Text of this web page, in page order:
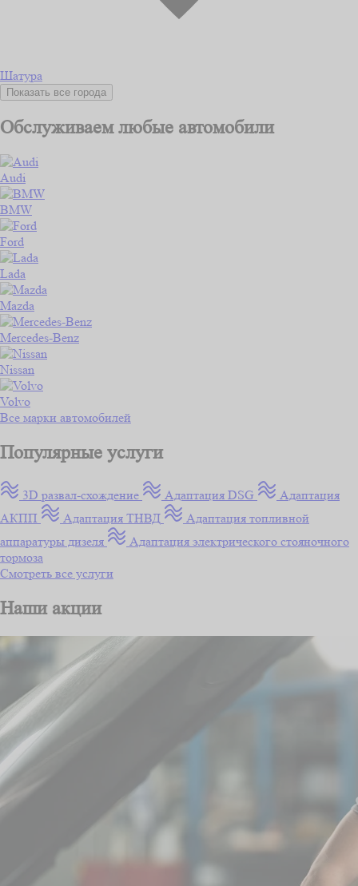
Шатура
Показать все города
Обслуживаем любые автомобили
Audi
BMW
Ford
Lada
Mazda
Mercedes-Benz
Nissan
Volvo
Все марки автомобилей
Популярные услуги
3D развал-схождение Адаптация DSG
Адаптация
АКПП
Адаптация ТНВД
Адаптация топливной
аппаратуры дизеля
Адаптация электрического стояночного
тормоза
Смотреть все услуги
Наши акции